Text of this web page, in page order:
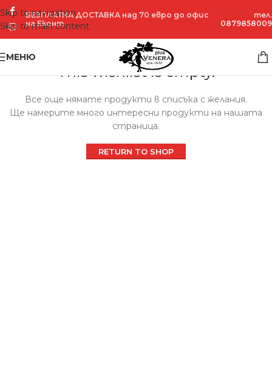
Skip to navigation
Skip to main content
БЕЗПЛАТНА ДОСТАВКА над 70 евро до офис
на Еконт
тел.
0879858009
МЕНЮ
This wishlist is empty.
Все още нямате продукти в списъка с желания.
Ще намерите много интересни продукти на нашата
страница.
RETURN TO SHOP